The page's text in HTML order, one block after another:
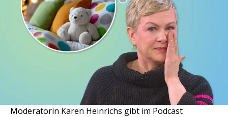
Moderatorin Karen Heinrichs gibt im Podcast